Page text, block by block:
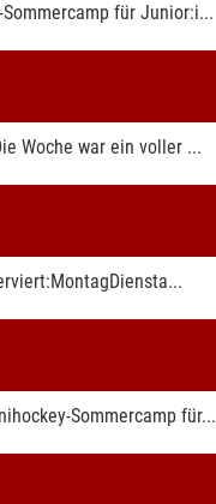
für Junior:i...
Woche war ein voller ...
Sommercamp für...